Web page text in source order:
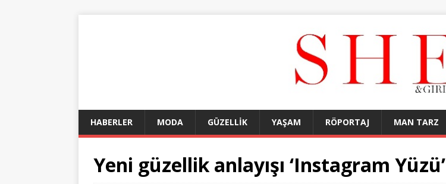
HABERLER MODA GÜZELLİK YAŞAM RÖPORTAJ MAN TARZ
Yeni güzellik anlayışı ‘Instagram Yüzü’